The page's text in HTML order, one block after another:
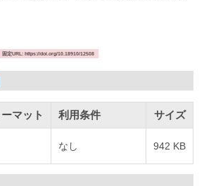
固定URL: https://doi.org/10.18910/12508
マット 利用条件 サイズ
なし 942 KB